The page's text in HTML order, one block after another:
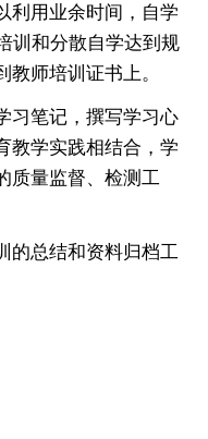
利用业余时间，自学
训和分散自学达到规
师培训证书上。
习笔记，撰写学习心
教学实践相结合，学
质量监督、检测工
的总结和资料归档工